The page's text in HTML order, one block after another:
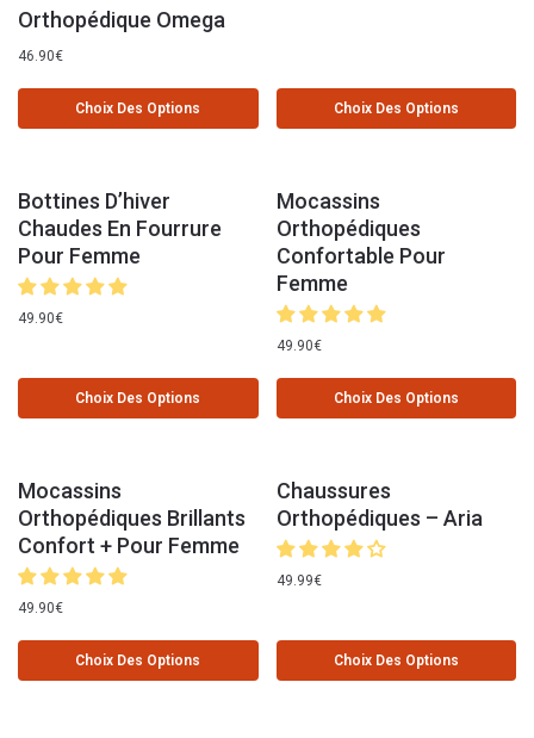
Orthopédique Omega
46.90€
Choix Des Options Choix Des Options
Bottines D’hiver
Chaudes En Fourrure
Pour Femme
49.90€
Choix Des Options
Mocassins
Orthopédiques
Confortable Pour
Femme
49.90€
Choix Des Options
Mocassins
Orthopédiques Brillants
Confort + Pour Femme
49.90€
Choix Des Options
Chaussures
Orthopédiques – Aria
49.99€
Choix Des Options